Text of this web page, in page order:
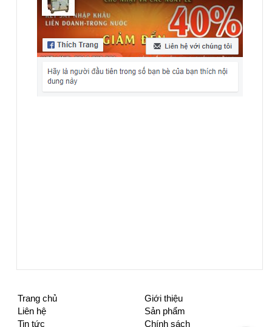
Trang chủ
Giới thiệu
Liên hệ
Sản phẩm
Tin tức
Chính sách